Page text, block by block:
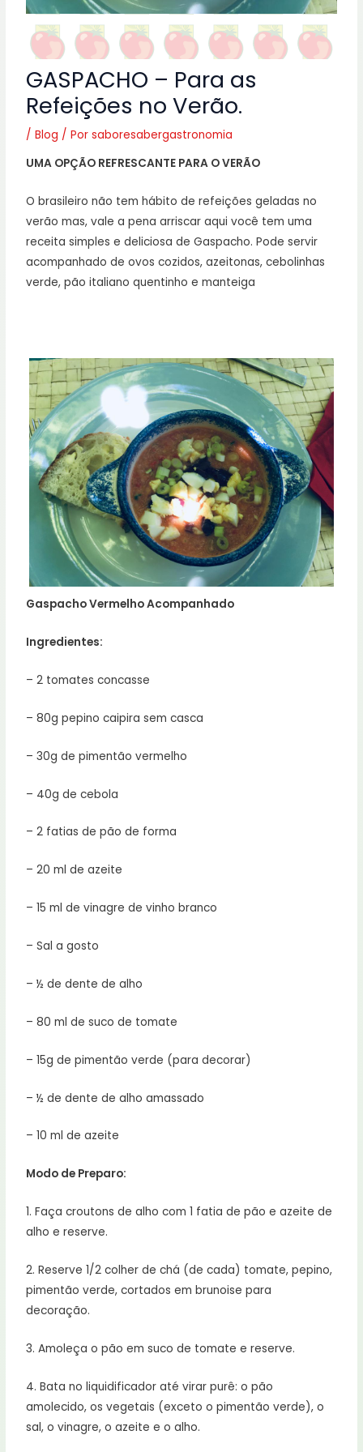
GASPACHO – Para as
Refeições no Verão.
/Blog / Porsaboresabergastronomia
UMA OPÇÃO REFRESCANTE PARA O VERÃO
O brasileiro não tem hábito de refeições geladas no
verão mas, vale a pena arriscar aqui você tem uma
receita simples e deliciosa de Gaspacho. Pode servir
acompanhado de ovos cozidos, azeitonas, cebolinhas
verde, pão italiano quentinho e manteiga
Gaspacho Vermelho Acompanhado
Ingredientes:
– 2 tomates concasse
– 80g pepino caipira sem casca
– 30g de pimentão vermelho
– 40g de cebola
– 2 fatias de pão de forma
– 20 ml de azeite
– 15 ml de vinagre de vinho branco
– Sal a gosto
– ½ de dente de alho
– 80 ml de suco de tomate
– 15g de pimentão verde (para decorar)
– ½ de dente de alho amassado
– 10 ml de azeite
Modo de Preparo:
1. Faça croutons de alho com 1 fatia de pão e azeite de
alho e reserve.
2. Reserve 1/2 colher de chá (de cada) tomate, pepino,
pimentão verde, cortados em brunoise para
decoração.
3. Amoleça o pão em suco de tomate e reserve.
4. Bata no liquidificador até virar purê: o pão
amolecido, os vegetais (exceto o pimentão verde), o
sal, o vinagre, o azeite e o alho.